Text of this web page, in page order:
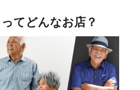
てどんなお店？